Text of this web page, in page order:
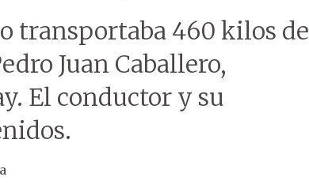
transportaba 460 kilos de
Juan Caballero,
El conductor y su